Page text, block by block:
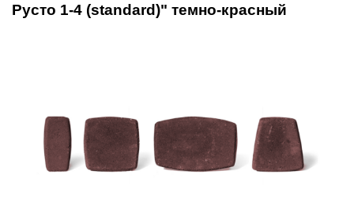
Русто 1-4 (standard)" темно-красный